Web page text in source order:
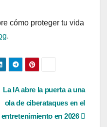
cómo proteger tu vida
.
La IA abre la puerta a una
ola de ciberataques en el
entretenimiento en 2026